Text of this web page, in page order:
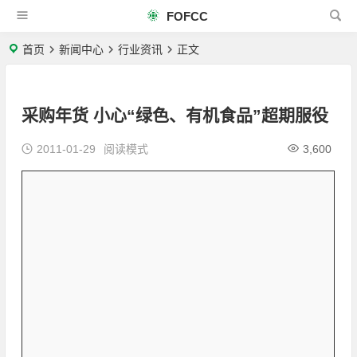
FOFCC
首页 新闻中心 行业资讯 正文
采购年货 小心“绿色、有机食品”超期服役
2011-01-29 3,600
阅读模式